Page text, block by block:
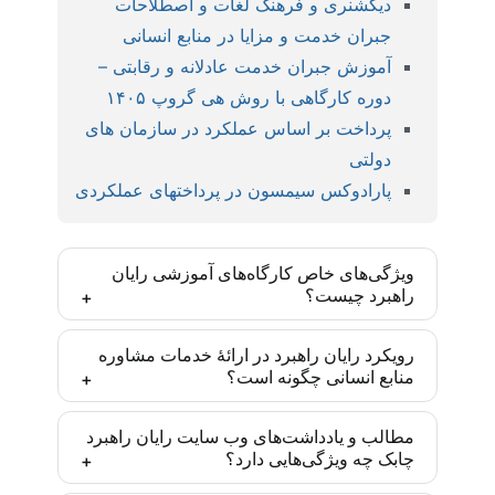
جبران خدمت و مزایا در منابع انسانی
آموزش جبران خدمت عادلانه و رقابتی –
دوره کارگاهی با روش هی گروپ ۱۴۰۵
پرداخت بر اساس عملکرد در سازمان های
دولتی
پارادوکس سیمسون در پرداختهای عملکردی
ویژگی‌های خاص کارگاه‌های آموزشی رایان
راهبرد چیست؟
کارگاه‌های رایان راهبرد بر اساس مدل‌ها و روش‌های
روز دنیا و با رویکرد ایجاد مهارت تخصصی تدارک دیده
شده‌اند و یادگیری انجام موضوع آموزش پس از
مشارکت فعال تضمین شده است. این مهارت‌ها برای
مدیران و متخصصان منابع انسانی یک مزیت رقابتی
ایجاد می‌کنند تا در موقعیت‌های شغلی مناسبی در این
رویکرد رایان راهبرد در ارائۀ خدمات مشاوره
منابع انسانی چگونه است؟
رایان راهبرد تأکید زیادی به درونی‌سازی متدهای به کار
گرفته‌شده در سازمان‌ها دارد. به طوری که تمامی
پروژه‌های مشاوره پس از آموزش به ذینفعان و متولیان
مطالب و یادداشت‌های وب سایت رایان راهبرد
چابک چه ویژگی‌هایی دارد؟